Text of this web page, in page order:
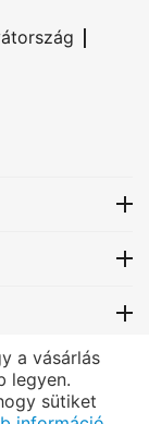
|
a vásárlás
legyen.
sütiket